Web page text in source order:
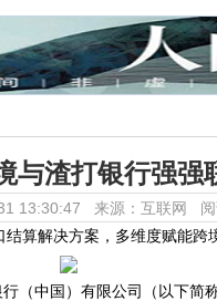
与渣打银行强强
13:30:47 来源：互联网
算解决方案，多维度赋能跨
（中国）有限公司（以下简